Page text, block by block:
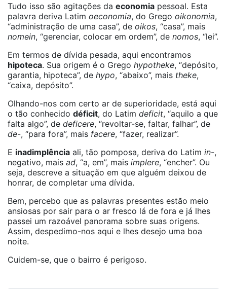
Tudo isso são agitações da economia pessoal. Esta
palavra deriva Latim oeconomia, do Grego oikonomia,
“administração de uma casa”, de oikos, “casa”, mais
nomein, “gerenciar, colocar em ordem”, de nomos, “lei”.
Em termos de dívida pesada, aqui encontramos
hipoteca. Sua origem é o Grego hypotheke, “depósito,
garantia, hipoteca”, de hypo, “abaixo”, mais theke,
“caixa, depósito”.
Olhando-nos com certo ar de superioridade, está aqui
o tão conhecido déficit, do Latim deficit, “aquilo a que
falta algo”, de deficere, “revoltar-se, faltar, falhar”, de
de-, “para fora”, mais facere, “fazer, realizar”.
E inadimplência ali, tão pomposa, deriva do Latim in-,
negativo, mais ad, “a, em”, mais implere, “encher”. Ou
seja, descreve a situação em que alguém deixou de
honrar, de completar uma dívida.
Bem, percebo que as palavras presentes estão meio
ansiosas por sair para o ar fresco lá de fora e já lhes
passei um razoável panorama sobre suas origens.
Assim, despedimo-nos aqui e lhes desejo uma boa
noite.
Cuidem-se, que o bairro é perigoso.